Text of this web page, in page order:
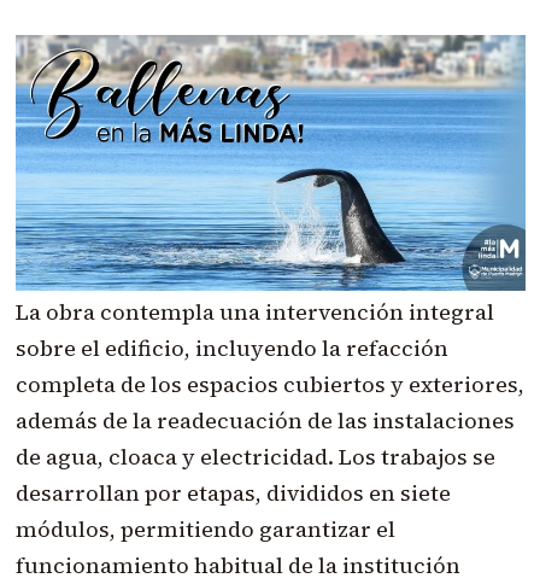
La obra contempla una intervención integral
sobre el edificio, incluyendo la refacción
completa de los espacios cubiertos y exteriores,
además de la readecuación de las instalaciones
de agua, cloaca y electricidad. Los trabajos se
desarrollan por etapas, divididos en siete
módulos, permitiendo garantizar el
funcionamiento habitual de la institución